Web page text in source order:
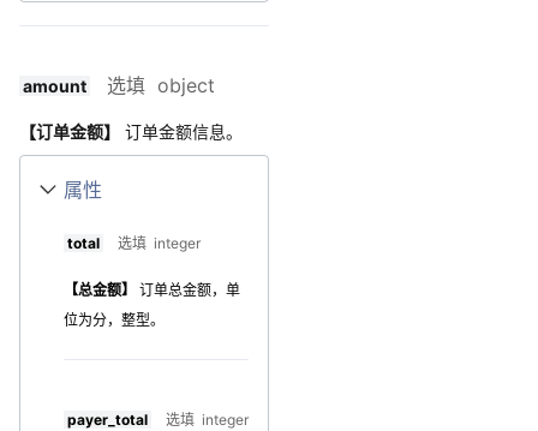
amount 选填 object
【订单金额】 订单金额信息。
属性
total 选填 integer
【总金额】
订单总金额，单
位为分，整型。
payer_total 选填 integer